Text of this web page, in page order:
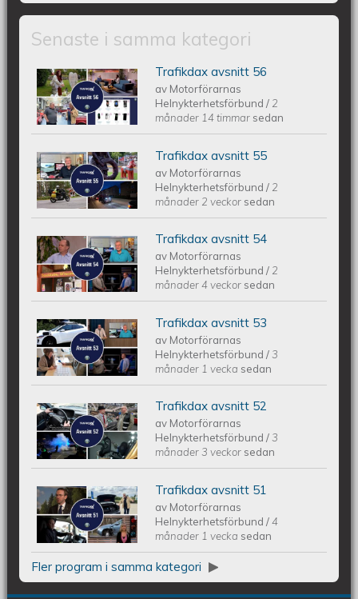
Senaste i samma kategori
Trafikdax - Avsnitt 56
Trafikdax avsnitt 56
av Motorförarnas
Helnykterhetsförbund/ 2
månader 14 timmar sedan
Trafikdax - Avsnitt 55
Trafikdax avsnitt 55
av Motorförarnas
Helnykterhetsförbund/ 2
månader 2 veckor sedan
Trafikdax avsnitt 54
Trafikdax avsnitt 54
av Motorförarnas
Helnykterhetsförbund/ 2
månader 4 veckor sedan
Trafikdax - Avsnitt 53
Trafikdax avsnitt 53
av Motorförarnas
Helnykterhetsförbund/3
månader 1 vecka sedan
Trafikdax - Avsnitt 52
Trafikdax avsnitt 52
av Motorförarnas
Helnykterhetsförbund/3
månader 3 veckor sedan
Trafikdax - Avsnitt 51
Trafikdax avsnitt 51
av Motorförarnas
Helnykterhetsförbund/4
månader 1 vecka sedan
Fler program i samma kategori